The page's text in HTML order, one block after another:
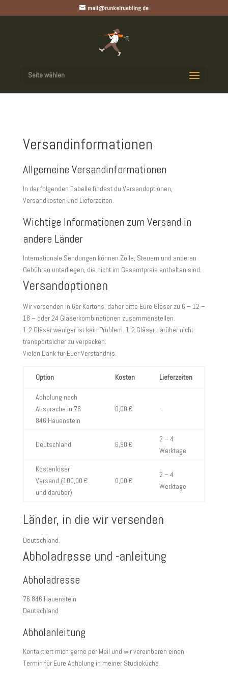
mail@runkelruebling.de
Seite wählen
Versandinformationen
Allgemeine Versandinformationen
In der folgenden Tabelle findest du Versandoptionen,
Versandkosten und Lieferzeiten.
Wichtige Informationen zum Versand in
andere Länder
Internationale Sendungen können Zölle, Steuern und anderen
Gebühren unterliegen, die nicht im Gesamtpreis enthalten sind.
Versandoptionen
Wir versenden in 6er Kartons, daher bitte Eure Gläser zu 6 – 12 –
18 – oder 24 Gläserkombinationen zusammenstellen.
1-2 Gläser weniger ist kein Problem. 1-2 Gläser darüber nicht
transportsicher zu verpacken.
Vielen Dank für Euer Verständnis.
Option Kosten Lieferzeiten
Abholung nach
Absprache in 76
846 Hauenstein
0,00 € –
Deutschland 6,90 €
2 – 4
Werktage
Kostenloser
Versand (‪100,00 €‬
und darüber)
0,00 €
2 – 4
Werktage
Länder, in die wir versenden
Deutschland.
Abholadresse und -anleitung
Abholadresse
76 846 Hauenstein
Deutschland
Abholanleitung
Kontaktiert mich gerne per Mail und wir vereinbaren einen
Termin für Eure Abholung in meiner Studioküche.